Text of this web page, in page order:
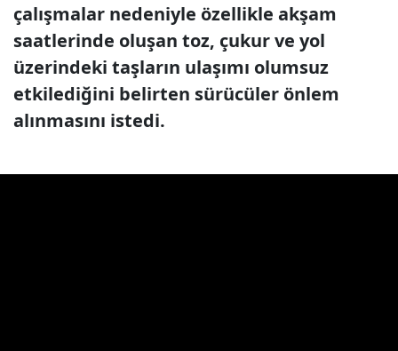
çalışmalar nedeniyle özellikle akşam
saatlerinde oluşan toz, çukur ve yol
üzerindeki taşların ulaşımı olumsuz
etkilediğini belirten sürücüler önlem
alınmasını istedi.